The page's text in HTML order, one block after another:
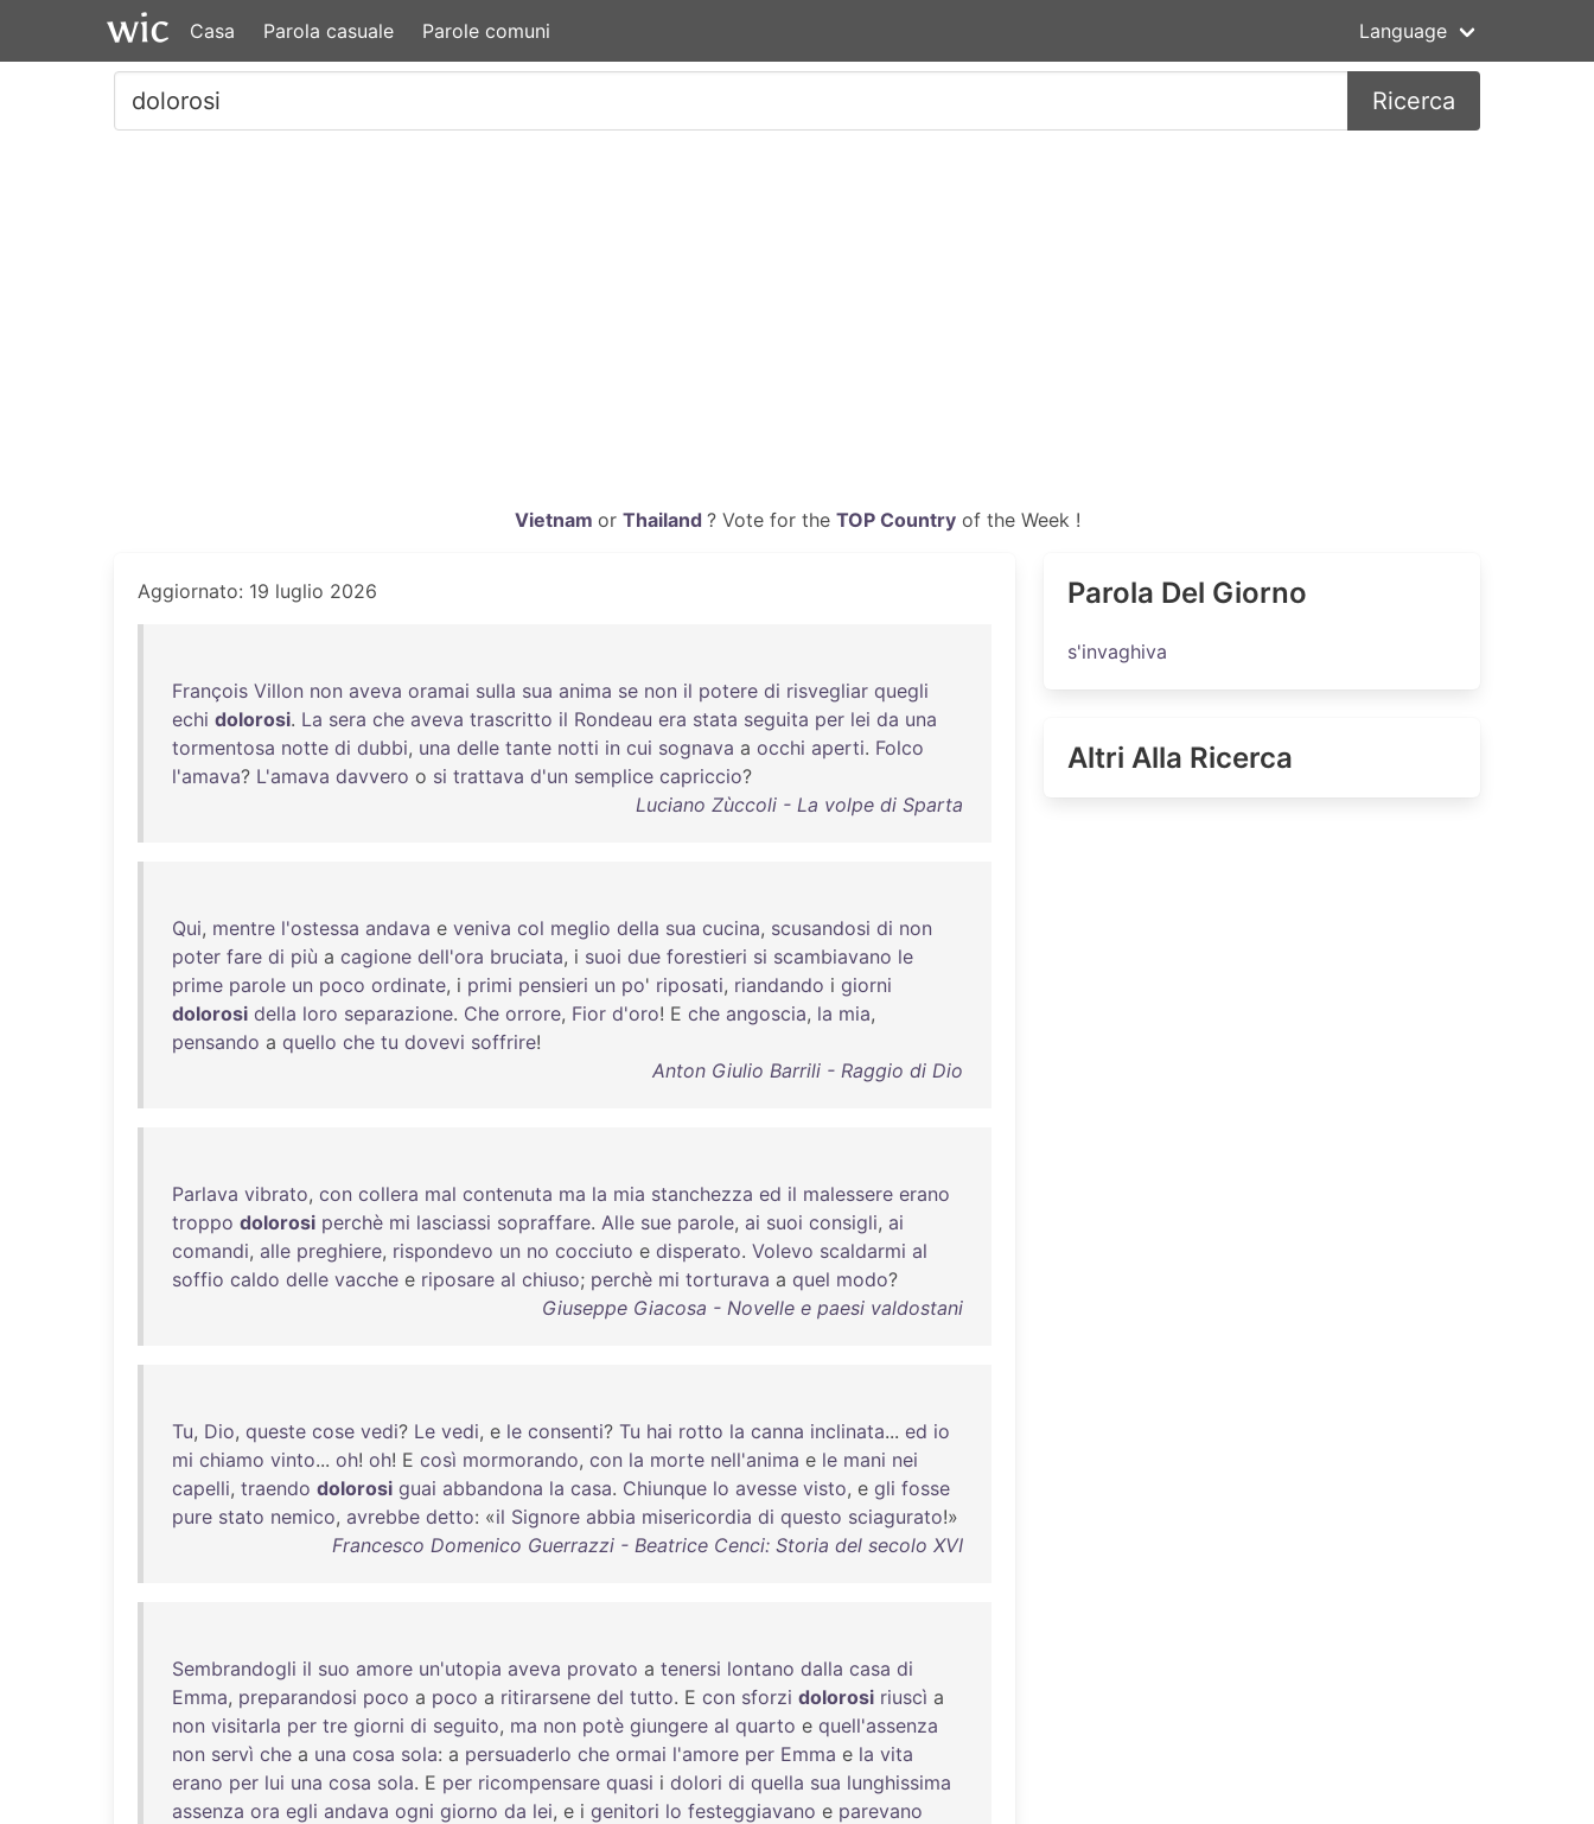
Casa Parola casuale Parole comuni Language
Ricerca
Vietnam or Thailand ? Vote for the TOP Countryof the Week !
Aggiornato: 19 luglio 2026
François Villon non aveva oramai sulla sua anima se non il potere di risvegliar quegli
echi dolorosi. La sera che aveva trascritto il Rondeau era stata seguita per lei da una
tormentosa notte di dubbi, una delle tante notti in cui sognava a occhi aperti. Folco
l'amava? L'amava davvero o si trattava d'un semplice capriccio?
Luciano Zùccoli - La volpe di Sparta
Qui, mentre l'ostessa andava e veniva col meglio della sua cucina, scusandosi di non
poter fare di più a cagione dell'ora bruciata, i suoi due forestieri si scambiavano le
prime parole un poco ordinate, i primi pensieri un po' riposati, riandando i giorni
dolorosi della loro separazione. Che orrore, Fior d'oro! E che angoscia, la mia,
pensando a quello che tu dovevi soffrire!
Anton Giulio Barrili - Raggio di Dio
Parlava vibrato, con collera mal contenuta ma la mia stanchezza ed il malessere erano
troppo dolorosi perchè mi lasciassi sopraffare. Alle sue parole, ai suoi consigli, ai
comandi, alle preghiere, rispondevo un no cocciuto e disperato. Volevo scaldarmi al
soffio caldo delle vacche e riposare al chiuso; perchè mi torturava a quel modo?
Giuseppe Giacosa - Novelle e paesi valdostani
Tu, Dio, queste cose vedi? Le vedi, e le consenti? Tu hai rotto la canna inclinata... ed io
mi chiamo vinto... oh! oh! E così mormorando, con la morte nell'anima e le mani nei
capelli, traendo dolorosi guai abbandona la casa. Chiunque lo avesse visto, e gli fosse
pure stato nemico, avrebbe detto: «il Signore abbia misericordia di questo sciagurato!»
Francesco Domenico Guerrazzi - Beatrice Cenci: Storia del secolo XVI
Sembrandogli il suo amore un'utopia aveva provato a tenersi lontano dalla casa di
Emma, preparandosi poco a poco a ritirarsene del tutto. E con sforzi dolorosi riuscì a
non visitarla per tre giorni di seguito, ma non potè giungere al quarto e quell'assenza
non servì che a una cosa sola: a persuaderlo che ormai l'amore per Emma e la vita
erano per lui una cosa sola. E per ricompensare quasi i dolori di quella sua lunghissima
assenza ora egli andava ogni giorno da lei, e i genitori lo festeggiavano e parevano
Parola Del Giorno
s'invaghiva
Altri Alla Ricerca